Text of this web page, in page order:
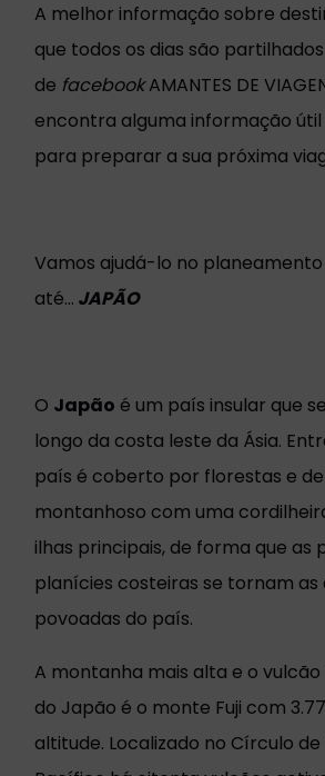
A melhor informação sobre
que todos os dias são
de facebookAMANTES DE
encontra alguma informação
para preparar a sua próxima
Vamos ajudá-lo no
até… JAPÃO
O Japão é um país insular que
longo da costa leste da Ásia.
país é coberto por florestas e
montanhoso com uma
ilhas principais, de forma que as
planícies costeiras se tornam as
povoadas do país.
A montanha mais alta e o
do Japão é o monte Fuji com
altitude. Localizado no Círculo